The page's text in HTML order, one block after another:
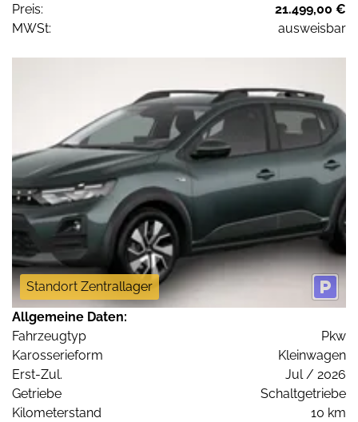
Preis:
21.499,00 €
MWSt:
ausweisbar
Standort Zentrallager
Allgemeine Daten:
Fahrzeugtyp
Pkw
Karosserieform
Kleinwagen
Erst-Zul.
Jul / 2026
Getriebe
Schaltgetriebe
Kilometerstand
10 km